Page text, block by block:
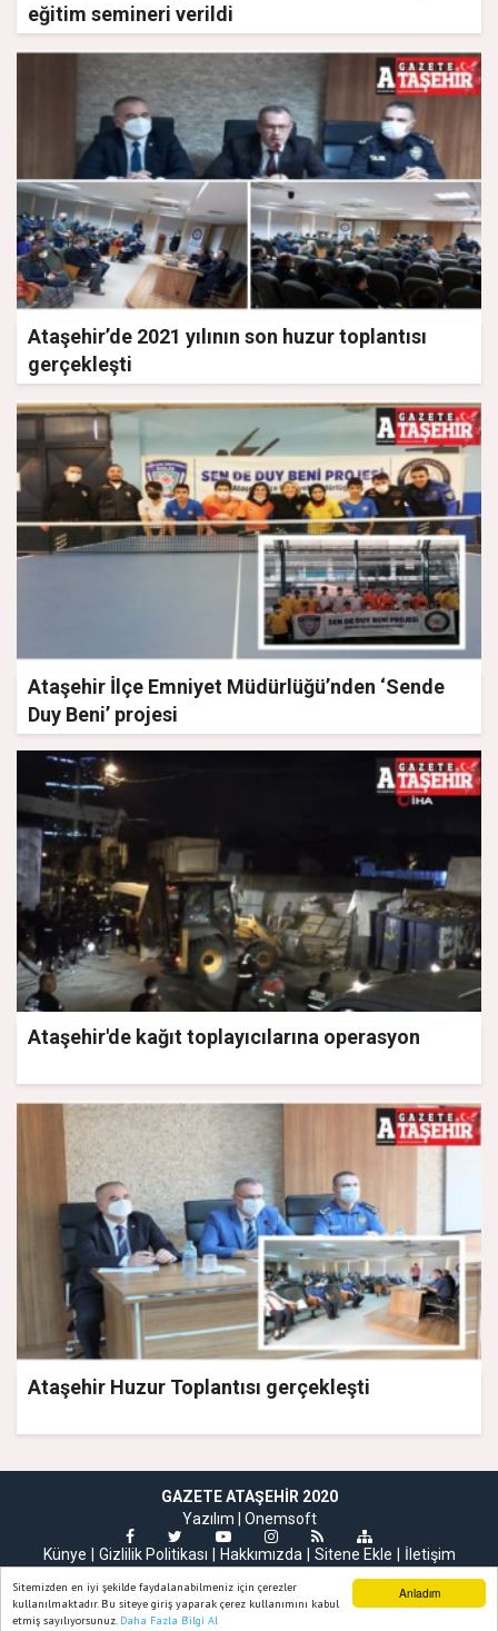
Anladım
Sitemizden en iyi şekilde faydalanabilmeniz için çerezler
kullanılmaktadır. Bu siteye giriş yaparak çerez kullanımını kabul
etmiş sayılıyorsunuz. Daha Fazla Bilgi Al
eğitim semineri verildi
Ataşehir’de 2021 yılının son huzur toplantısı
gerçekleşti
Ataşehir İlçe Emniyet Müdürlüğü’nden ‘Sende
Duy Beni’ projesi
Ataşehir'de kağıt toplayıcılarına operasyon
Ataşehir Huzur Toplantısı gerçekleşti
GAZETE ATAŞEHIR 2020
Yazılım | Onemsoft
Künye
Gizlilik Politikası Hakkımızda Sitene Ekle İletişim
Ana Sayfa Web TV